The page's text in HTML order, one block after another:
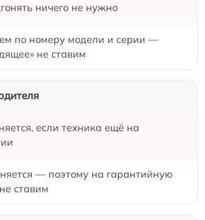
ничего не нужно
по номеру модели и серии —
не ставим
если техника ещё на
— поэтому на гарантийную
ставим